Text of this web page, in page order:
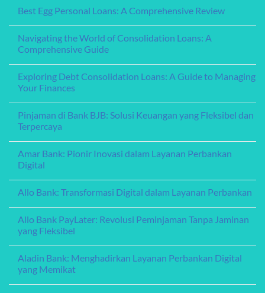
Space
Financial
Ease
Egg
Personal
Loans:
Comprehensive
Review
No
Comments
Navigating
the
World
of
Loans:
A
Comprehensive
Guide
Your Finances
No
Comments
Exploring
Debt
Consolidation
Loans:
Guide
to
Managing
Your
Terpercaya
No
Comments
Pinjaman
di
Bank
BJB:
Keuangan
yang
Fleksibel
dan
Digital
No
Comments
Amar
Bank:
Pionir
Inovasi
Layanan
Digital
No
Comments
Allo
Bank:
Transformasi
Digital
Layanan
Perbankan
No
Comments
Allo
Bank
PayLater:
Revolusi
Tanpa
Jaminan
yang
Fleksibel
yang Memikat
No
Comments
Aladin
Bank:
Menghadirkan
Layanan
dengan Inovasi Digital
No
Comments